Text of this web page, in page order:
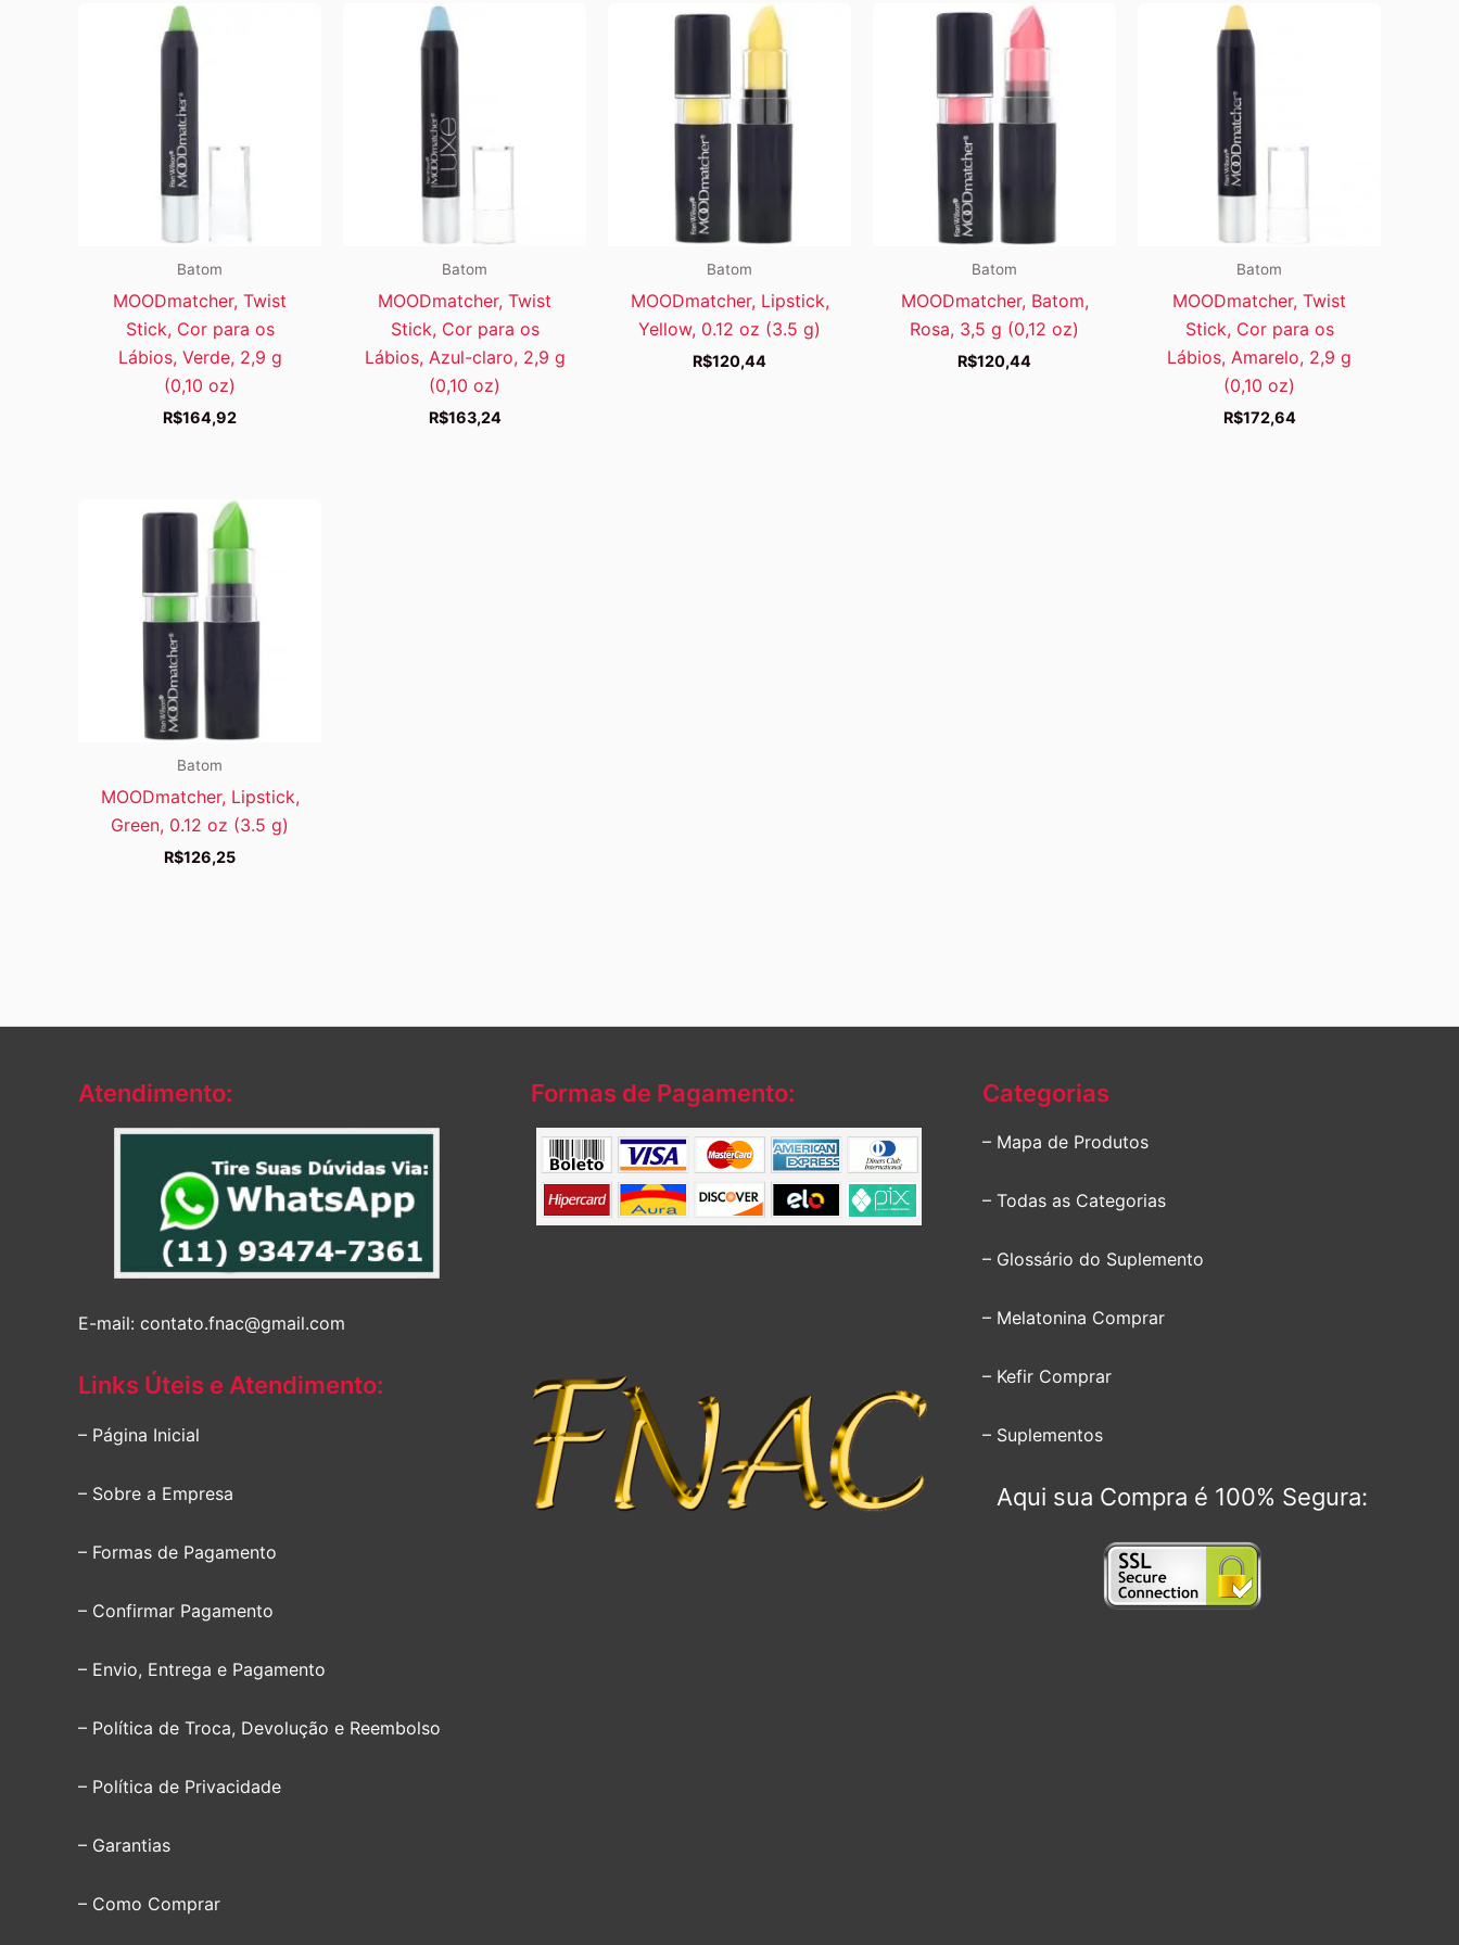
Batom
MOODmatcher, Twist
Stick, Cor para os
Lábios, Verde, 2,9 g
(0,10 oz)
R$164,92
Batom
MOODmatcher, Twist
Stick, Cor para os
Lábios, Azul-claro, 2,9 g
(0,10 oz)
R$163,24
Batom
MOODmatcher, Lipstick,
Yellow, 0.12 oz (3.5 g)
R$120,44
Batom
MOODmatcher, Batom,
Rosa, 3,5 g (0,12 oz)
R$120,44
Batom
MOODmatcher, Twist
Stick, Cor para os
Lábios, Amarelo, 2,9 g
(0,10 oz)
R$172,64
Batom
MOODmatcher, Lipstick,
Green, 0.12 oz (3.5 g)
R$126,25
Atendimento:
E-mail: contato.fnac@gmail.com
Links Úteis e Atendimento:
– Página Inicial
– Sobre a Empresa
– Formas de Pagamento
– Confirmar Pagamento
– Envio, Entrega e Pagamento
– Política de Troca, Devolução e Reembolso
– Política de Privacidade
– Garantias
– Como Comprar
Formas de Pagamento: Categorias
– Mapa de Produtos
– Todas as Categorias
– Glossário do Suplemento
– Melatonina Comprar
– Kefir Comprar
– Suplementos
Aqui sua Compra é 100% Segura: